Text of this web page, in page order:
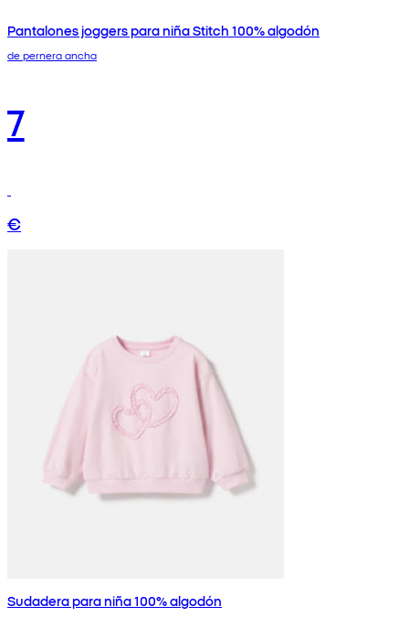
Pantalones joggers para niña Stitch 100% algodón
de pernera ancha
7
€
Sudadera para niña 100% algodón